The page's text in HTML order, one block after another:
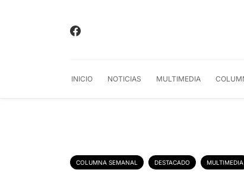
INICIO NOTICIAS MULTIMEDIA
COLUMNA SEMANAL DESTACADO MULTIMEDIA